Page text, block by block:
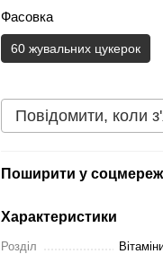
Фасовка
60 жувальних цукерок
Повідомити, коли
Поширити у
Характеристики
Розділ